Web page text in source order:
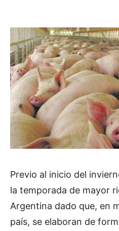
Previo al inicio del
la temporada de mayor
Argentina dado que, en
país, se elaboran de